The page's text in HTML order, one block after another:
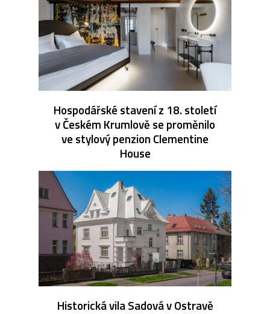
Hospodářské stavení z 18. století
v Českém Krumlově se proměnilo
ve stylový penzion Clementine
House
Historická vila Sadová v Ostravě